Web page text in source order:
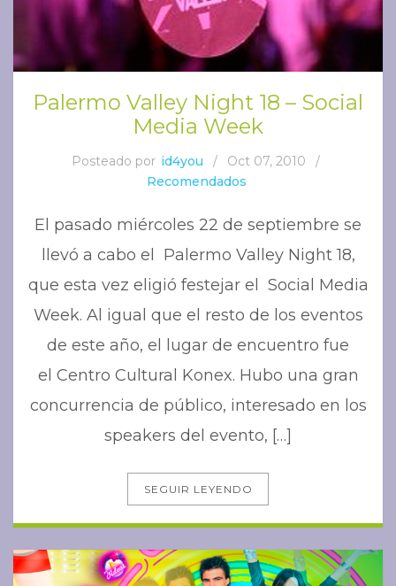
Palermo Valley Night 18 – Social
Media Week
Posteado por id4you / Oct 07, 2010
/
Recomendados
El pasado miércoles 22 de septiembre se
llevó a cabo el Palermo Valley Night 18,
que esta vez eligió festejar el Social Media
Week. Al igual que el resto de los eventos
de este año, el lugar de encuentro fue
el Centro Cultural Konex. Hubo una gran
concurrencia de público, interesado en los
speakers del evento, […]
SEGUIR LEYENDO